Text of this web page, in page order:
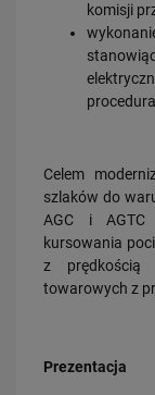
komisji
Celem
szlaków do
AGC i
kursowania
z
towarowych z
Prezentacja